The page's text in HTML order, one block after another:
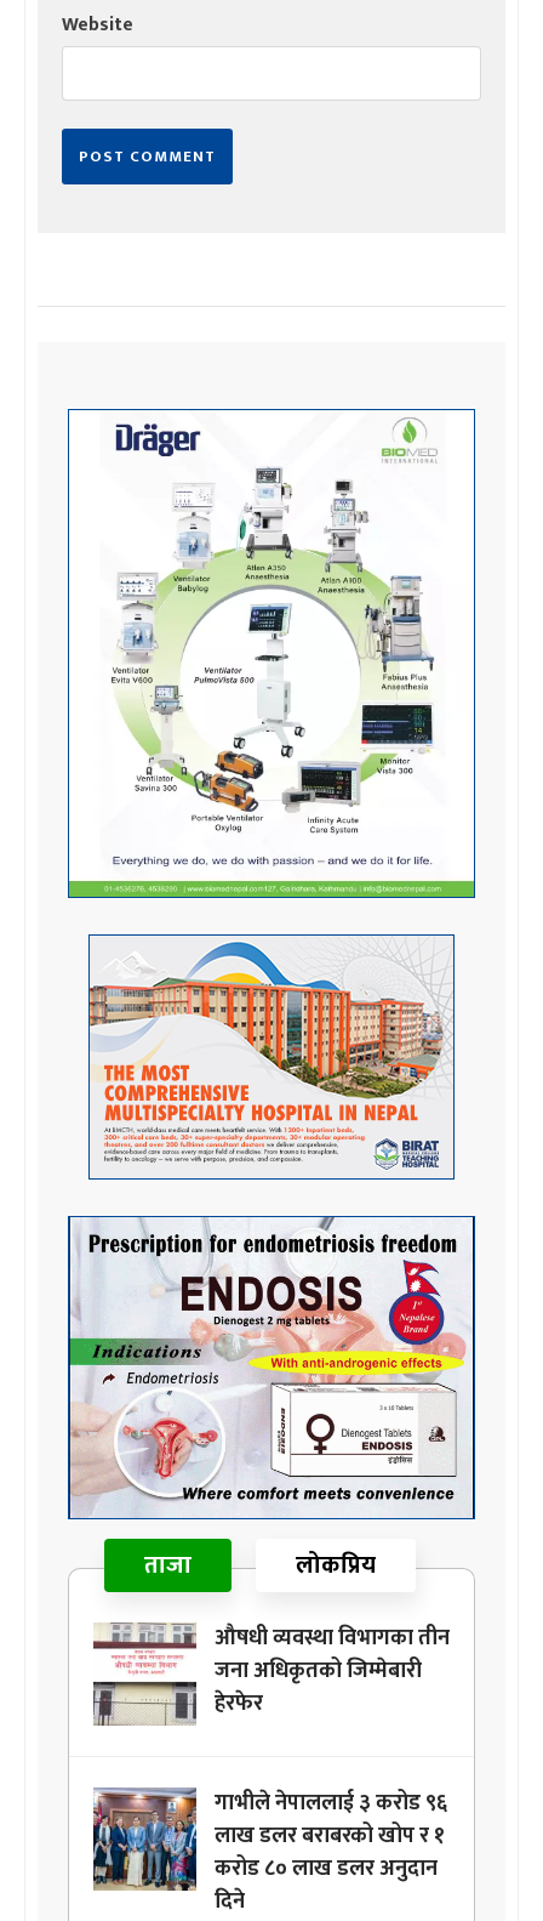
Website
ताजा लोकप्रिय
औषधी व्यवस्था विभागका तीन
जना अधिकृतको जिम्मेबारी
हेरफेर
गाभीले नेपाललाई ३ करोड ९६
लाख डलर बराबरको खोप र १
करोड ८० लाख डलर अनुदान
दिने